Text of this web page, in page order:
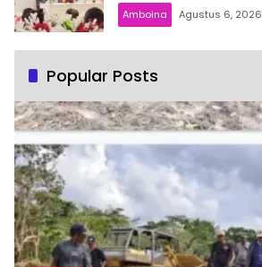
Amboina Agustus 6, 2026
Popular Posts